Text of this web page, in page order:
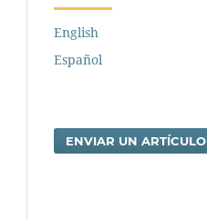
English
Español
ENVIAR UN ARTÍCULO